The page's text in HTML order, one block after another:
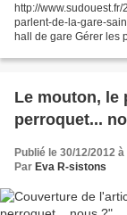
http://
parlent-de-la-gare-
hall de gare Gérer les
Le mouton, le
perroquet...
Publié le 30/12/2012 à
Par Eva R-sistons